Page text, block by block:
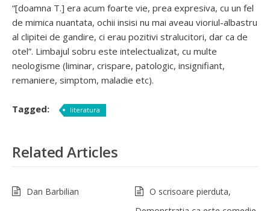
“[doamna T.] era acum foarte vie, prea expresiva, cu un fel
de mimica nuantata, ochii insisi nu mai aveau vioriul-albastru
al clipitei de gandire, ci erau pozitivi stralucitori, dar ca de
otel”. Limbajul sobru este intelectualizat, cu multe
neologisme (liminar, crispare, patologic, insignifiant,
remaniere, simptom, maladie etc).
Tagged: literatura
Related Articles
Dan Barbilian
O scrisoare pierduta,